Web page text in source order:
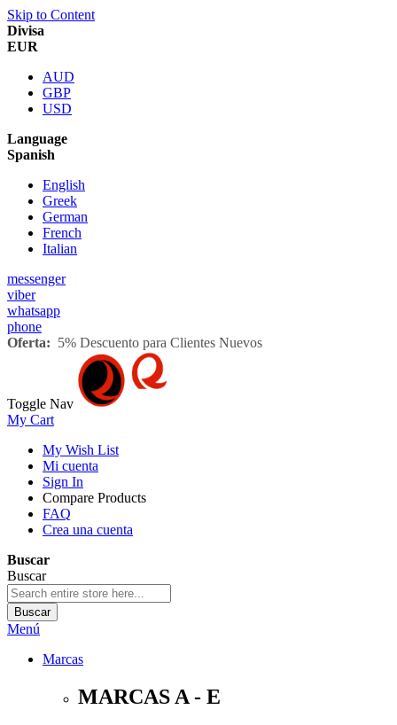
Skip to Content
Divisa
EUR
AUD
GBP
USD
Language
Spanish
English
Greek
German
French
Italian
messenger
viber
whatsapp
phone
Oferta: 5% Descuento para Clientes Nuevos
Toggle Nav
My Cart
My Wish List
Mi cuenta
Sign In
Compare Products
FAQ
Crea una cuenta
Buscar
Buscar
Buscar
Menú
Marcas
MARCAS A - E